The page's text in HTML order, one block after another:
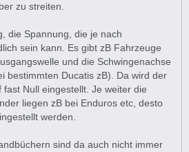
zu streiten.
die Spannung, die je nach
sein kann. Es gibt zB Fahrzeuge
und die Schwingenachse
bestimmten Ducatis zB). Da wird der
Null eingestellt. Je weiter die
liegen zB bei Enduros etc, desto
werden.
sind da auch nicht immer